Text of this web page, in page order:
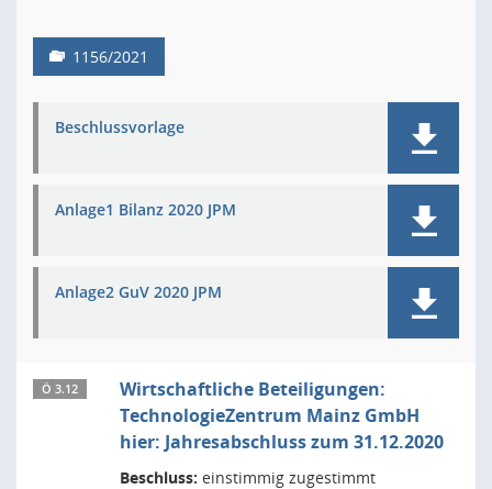
1156/2021
Beschlussvorlage
Anlage1 Bilanz 2020 JPM
Anlage2 GuV 2020 JPM
Ö 3.12
Wirtschaftliche Beteiligungen:
TechnologieZentrum Mainz GmbH
hier: Jahresabschluss zum 31.12.2020
Beschluss: einstimmig zugestimmt